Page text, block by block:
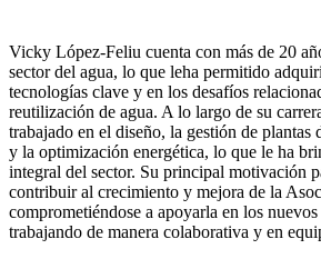
Vicky López-Feliu cuenta con más de 20
sector del agua, lo que leha permitido
tecnologías clave y en los desafíos
reutilización de agua. A lo largo de su
trabajado en el diseño, la gestión de plantas
y la optimización energética, lo que le ha
integral del sector. Su principal motivación
contribuir al crecimiento y mejora de la
comprometiéndose a apoyarla en los nuevos
trabajando de manera colaborativa y en